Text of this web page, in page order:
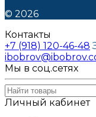
© 2026
Контакты
+7 (918) 120-46-48
Мы в соц.сетях
Личный кабинет